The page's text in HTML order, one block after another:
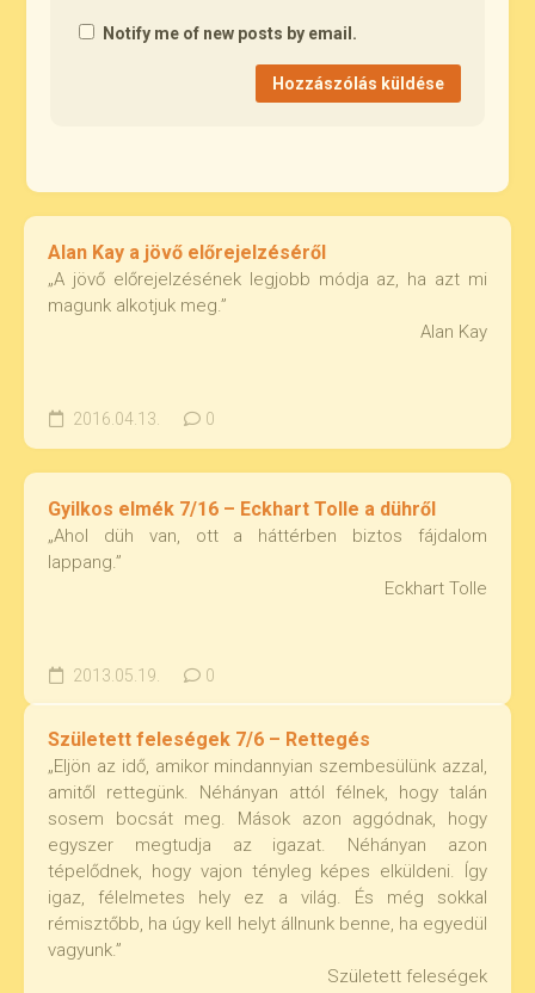
Notify me of new posts by email.
Alan Kay a jövő előrejelzéséről
„A jövő előrejelzésének legjobb módja az, ha azt mi
magunk alkotjuk meg.”
Alan Kay
2016.04.13. 0
Gyilkos elmék 7/16 – Eckhart Tolle a dühről
„Ahol düh van, ott a háttérben biztos fájdalom
lappang.”
Eckhart Tolle
2013.05.19. 0
Született feleségek 7/6 – Rettegés
„Eljön az idő, amikor mindannyian szembesülünk azzal,
amitől rettegünk. Néhányan attól félnek, hogy talán
sosem bocsát meg. Mások azon aggódnak, hogy
egyszer megtudja az igazat. Néhányan azon
tépelődnek, hogy vajon tényleg képes elküldeni. Így
igaz, félelmetes hely ez a világ. És még sokkal
rémisztőbb, ha úgy kell helyt állnunk benne, ha egyedül
vagyunk.”
Született feleségek